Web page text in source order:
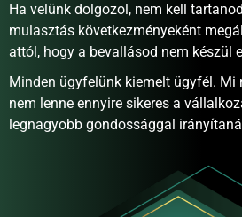
Ha velünk dolgozol, nem kell
mulasztás következményeként
attól, hogy a bevallásod nem készül
Minden ügyfelünk kiemelt ügyfél. Mi
nem lenne ennyire sikeres a
legnagyobb gondossággal